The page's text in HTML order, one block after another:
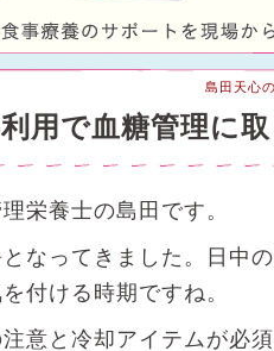
用で血糖管理に
島田天心
栄養士の島田です。
なってきました。日中
付ける時期ですね。
意と冷却アイテムが必